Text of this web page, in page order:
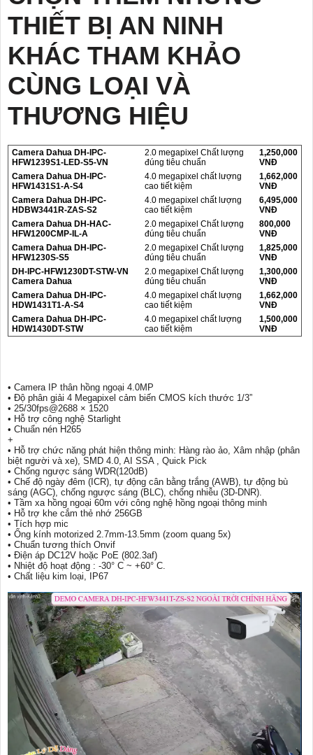
THIẾT BỊ AN NINH
KHÁC THAM KHẢO
CÙNG LOẠI VÀ
THƯƠNG HIỆU
Camera Dahua DH-IPC-
HFW1239S1-LED-S5-VN
2.0 megapixel Chất lượng
đúng tiêu chuẩn
1,250,000
VNĐ
Camera Dahua DH-IPC-
HFW1431S1-A-S4
4.0 megapixel chất lượng
cao tiết kiệm
1,662,000
VNĐ
Camera Dahua DH-IPC-
HDBW3441R-ZAS-S2
4.0 megapixel chất lượng
cao tiết kiệm
6,495,000
VNĐ
Camera Dahua DH-HAC-
HFW1200CMP-IL-A
2.0 megapixel Chất lượng
đúng tiêu chuẩn
800,000
VNĐ
Camera Dahua DH-IPC-
HFW1230S-S5
2.0 megapixel Chất lượng
đúng tiêu chuẩn
1,825,000
VNĐ
DH-IPC-HFW1230DT-STW-VN
Camera Dahua
2.0 megapixel Chất lượng
đúng tiêu chuẩn
1,300,000
VNĐ
Camera Dahua DH-IPC-
HDW1431T1-A-S4
4.0 megapixel chất lượng
cao tiết kiệm
1,662,000
VNĐ
Camera Dahua DH-IPC-
HDW1430DT-STW
4.0 megapixel chất lượng
cao tiết kiệm
1,500,000
VNĐ
• Camera IP thân hồng ngoại 4.0MP
• Độ phân giải 4 Megapixel cảm biến CMOS kích thước 1/3”
• 25/30fps@2688 × 1520
• Hỗ trợ công nghệ Starlight
• Chuẩn nén H265
+
• Hỗ trợ chức năng phát hiện thông minh: Hàng rào ảo, Xâm nhập (phân
biệt người và xe), SMD 4.0, AI SSA , Quick Pick
• Chống ngược sáng WDR(120dB)
• Chế độ ngày đêm (ICR), tự động cân bằng trắng (AWB), tự động bù
sáng (AGC), chống ngược sáng (BLC), chống nhiễu (3D-DNR).
• Tầm xa hồng ngoại 60m với công nghệ hồng ngoại thông minh
• Hỗ trợ khe cắm thẻ nhớ 256GB
• Tích hợp mic
• Ống kính motorized 2.7mm-13.5mm (zoom quang 5x)
• Chuẩn tương thích Onvif
• Điện áp DC12V hoặc PoE (802.3af)
• Nhiệt độ hoạt động : -30° C ~ +60° C.
• Chất liệu kim loại, IP67